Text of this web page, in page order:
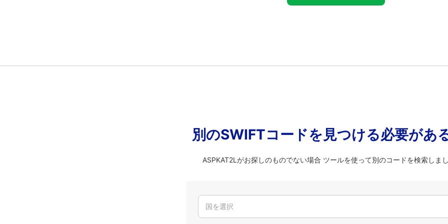
別のSWIFTコードを見つける必要があ
ASPKAT2Lがお探しのものでない場合 ツールを使って別のコードを検索しまし
国を選択